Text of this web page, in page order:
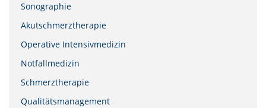
Sonographie
Akutschmerztherapie
Operative Intensivmedizin
Notfallmedizin
Schmerztherapie
Qualitätsmanagement